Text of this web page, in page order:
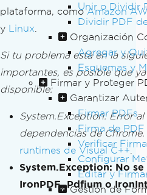
Unir o Dividir
Dividir PDF
Organización
Agregar y
Esquemas y
Firmar y Proteger
Garantizar
Firmar PDFs
Firma de PDF
Verificar
Configurar
Editar y
Gestión de
plataforma, comoAmazon
y Linux
Si tu problema está en la
importantes, es posible que
disponible:
System.Exception: Error
dependencias de Chrome.
runtimes de Visual C++.
System.Exception: No
IronPDF, Pdfium o